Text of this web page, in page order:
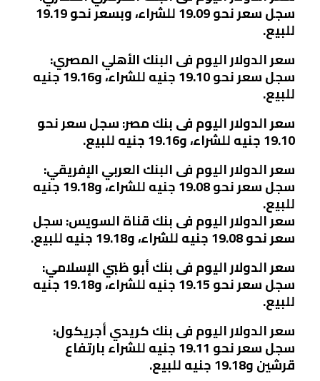
سجل سعر نحو 19.09 للشراء، وبسعر نحو 19.19
للبيع.
سعر الدولار اليوم فى البنك الأهلي المصري:
سجل سعر نحو 19.10 جنيه للشراء، و19.16 جنيه
للبيع.
سعر الدولار اليوم فى بنك مصر: سجل سعر نحو
19.10 جنيه للشراء، و19.16 جنيه للبيع.
سعر الدولار اليوم فى البنك العربي الإفريقي:
سجل سعر نحو 19.08 جنيه للشراء، و19.18 جنيه
للبيع.
سعر الدولار اليوم فى بنك قناة السويس: سجل
سعر نحو 19.08 جنيه للشراء، و19.18 جنيه للبيع.
سعر الدولار اليوم فى بنك أبو ظبي الإسلامي:
سجل سعر نحو 19.15 جنيه للشراء، و19.18 جنيه
للبيع.
سعر الدولار اليوم فى بنك كريدي أجريكول:
سجل سعر نحو 19.11 جنيه للشراء بارتفاع
قرشين و19.18 جنيه للبيع.